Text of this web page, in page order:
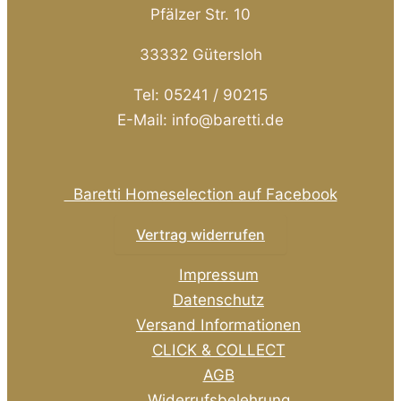
Pfälzer Str. 10
33332 Gütersloh
Tel: 05241 / 90215
E-Mail: info@baretti.de
Baretti Homeselection auf Facebook
Vertrag widerrufen
Impressum
Datenschutz
Versand Informationen
CLICK & COLLECT
AGB